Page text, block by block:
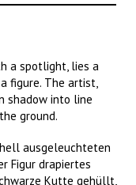
a spotlight, lies a
figure. The artist,
shadow into line
ground.
ausgeleuchteten
Figur drapiertes
Kutte gehüllt,